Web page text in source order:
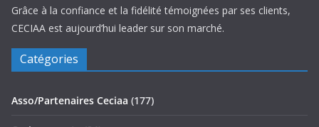
Grâce à la confiance et la fidélité témoignées par ses clients,
CECIAA est aujourd’hui leader sur son marché.
Catégories
Asso/Partenaires Ceciaa (177)